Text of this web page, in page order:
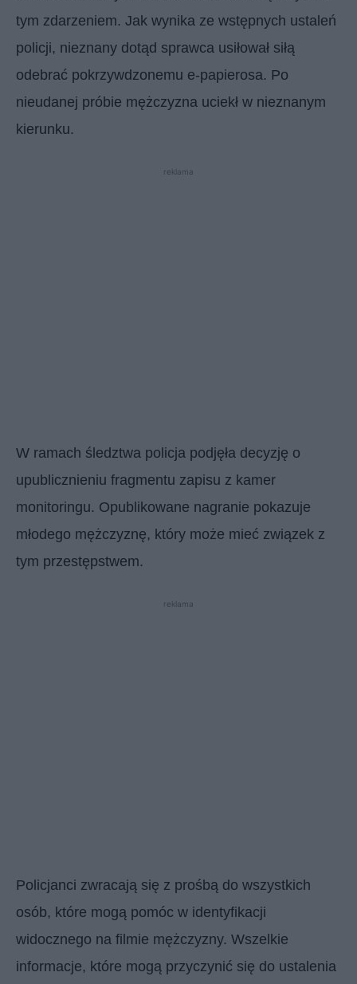
tym zdarzeniem. Jak wynika ze wstępnych ustaleń
policji, nieznany dotąd sprawca usiłował siłą
odebrać pokrzywdzonemu e-papierosa. Po
nieudanej próbie mężczyzna uciekł w nieznanym
kierunku.
reklama
W ramach śledztwa policja podjęła decyzję o
upublicznieniu fragmentu zapisu z kamer
monitoringu. Opublikowane nagranie pokazuje
młodego mężczyznę, który może mieć związek z
tym przestępstwem.
reklama
Policjanci zwracają się z prośbą do wszystkich
osób, które mogą pomóc w identyfikacji
widocznego na filmie mężczyzny. Wszelkie
informacje, które mogą przyczynić się do ustalenia